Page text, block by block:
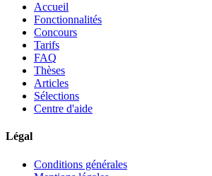
Accueil
Fonctionnalités
Concours
Tarifs
FAQ
Thèses
Articles
Sélections
Centre d'aide
Légal
Conditions générales